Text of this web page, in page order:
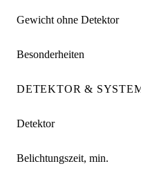
Gewicht ohne Detektor
Besonderheiten
DETEKTOR &
Detektor
Belichtungszeit, min.